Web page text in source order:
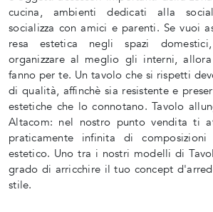
cucina, ambienti dedicati alla
socializza con amici e parenti. Se vuoi
resa estetica negli spazi
organizzare al meglio gli interni,
fanno per te. Un tavolo che si rispetti
di qualità, affinchè sia resistente e
estetiche che lo connotano. Tavolo
Altacom: nel nostro punto vendita ti
praticamente infinita di
estetico. Uno tra i nostri modelli di
grado di arricchire il tuo concept
stile.